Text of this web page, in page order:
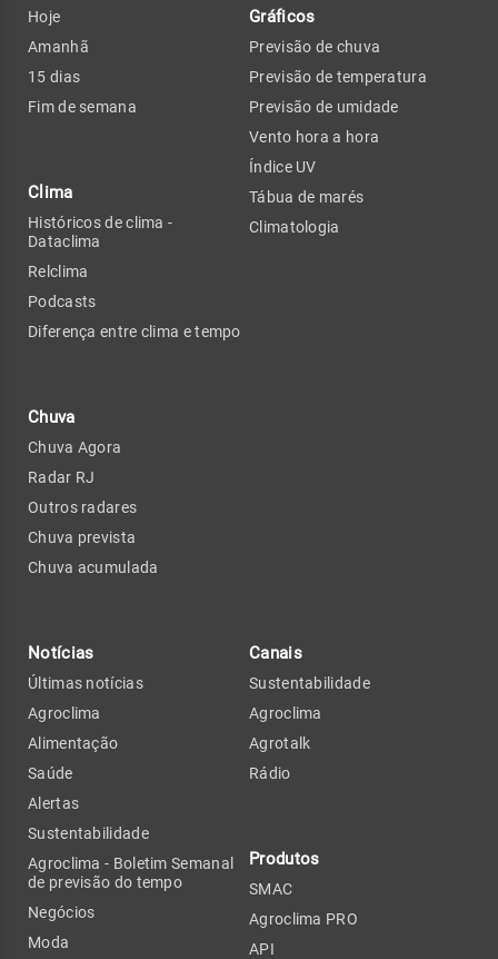
Hoje
Amanhã
15 dias
Fim de semana
Clima
Históricos de clima -
Dataclima
Relclima
Podcasts
Diferença entre clima e tempo
Chuva
Chuva Agora
Radar RJ
Outros radares
Chuva prevista
Chuva acumulada
Gráficos
Previsão de chuva
Previsão de temperatura
Previsão de umidade
Vento hora a hora
Índice UV
Tábua de marés
Climatologia
Notícias
Últimas notícias
Agroclima
Alimentação
Saúde
Alertas
Sustentabilidade
Agroclima - Boletim Semanal
de previsão do tempo
Negócios
Moda
Canais
Sustentabilidade
Agroclima
Agrotalk
Rádio
Produtos
SMAC
Agroclima PRO
API